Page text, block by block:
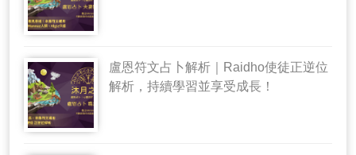
盧恩符文占卜解析｜Raidho使徒正逆位
解析，持續學習並享受成長！